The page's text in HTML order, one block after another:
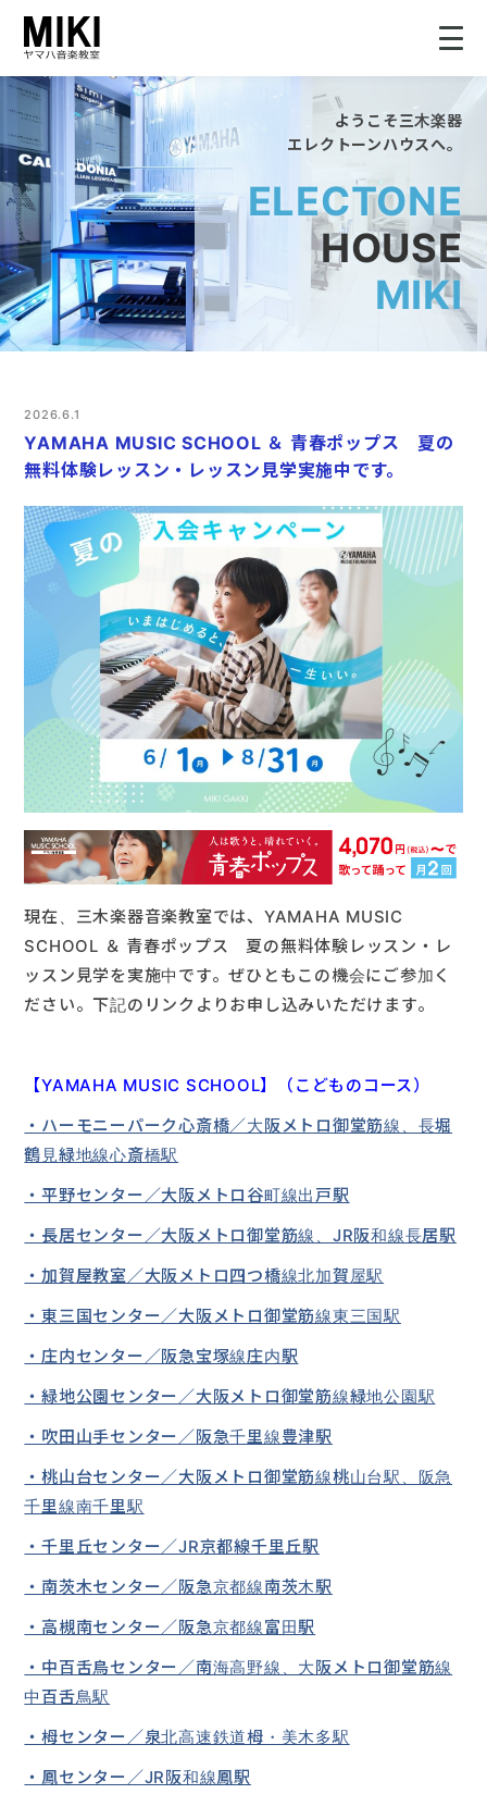
HOME
教室案内
こどものコース
大人のコース
イベント情報
楽器販売
ようこそ三木楽器
エレクトーンハウスへ。
ELECTONE
HOUSE
MIKI
2026.6.1
YAMAHA MUSIC SCHOOL ＆ 青春ポップス 夏の
無料体験レッスン・レッスン見学実施中です。
現在、三木楽器音楽教室では、YAMAHA MUSIC
SCHOOL ＆ 青春ポップス 夏の無料体験レッスン・レ
ッスン見学を実施中です。ぜひともこの機会にご参加く
ださい。下記のリンクよりお申し込みいただけます。
【YAMAHA MUSIC SCHOOL】（こどものコース）
・ハーモニーパーク心斎橋／大阪メトロ御堂筋線、長堀
鶴見緑地線心斎橋駅
・平野センター／大阪メトロ谷町線出戸駅
・長居センター／大阪メトロ御堂筋線、JR阪和線長居駅
・加賀屋教室／大阪メトロ四つ橋線北加賀屋駅
・東三国センター／大阪メトロ御堂筋線東三国駅
・庄内センター／阪急宝塚線庄内駅
・緑地公園センター／大阪メトロ御堂筋線緑地公園駅
・吹田山手センター／阪急千里線豊津駅
・桃山台センター／大阪メトロ御堂筋線桃山台駅、阪急
千里線南千里駅
・千里丘センター／JR京都線千里丘駅
・南茨木センター／阪急京都線南茨木駅
・高槻南センター／阪急京都線富田駅
・中百舌鳥センター／南海高野線、大阪メトロ御堂筋線
中百舌鳥駅
・栂センター／泉北高速鉄道栂・美木多駅
・鳳センター／JR阪和線鳳駅